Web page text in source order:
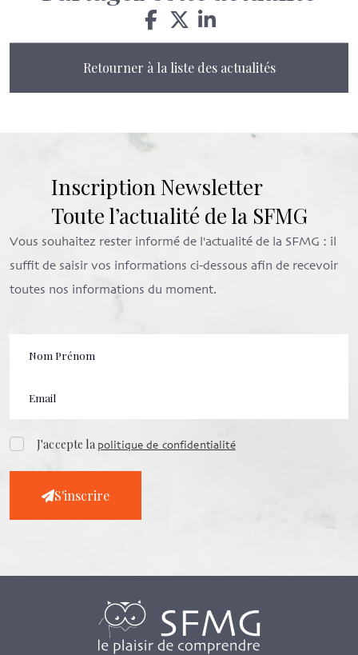
Retourner à la liste des actualités
Inscription Newsletter
Toute l’actualité de la SFMG
Vous souhaitez rester informé de l'actualité de la SFMG : il
suffit de saisir vos informations ci-dessous afin de recevoir
toutes nos informations du moment.
J'accepte lapolitique de confidentialité
S'inscrire